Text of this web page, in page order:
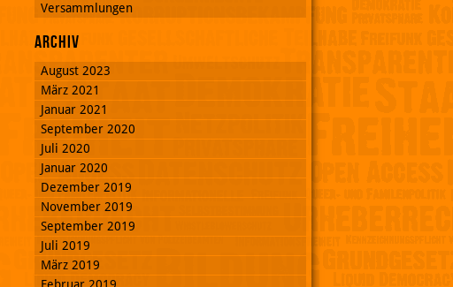
Versammlungen
Archiv
August 2023
März 2021
Januar 2021
September 2020
Juli 2020
Januar 2020
Dezember 2019
November 2019
September 2019
Juli 2019
März 2019